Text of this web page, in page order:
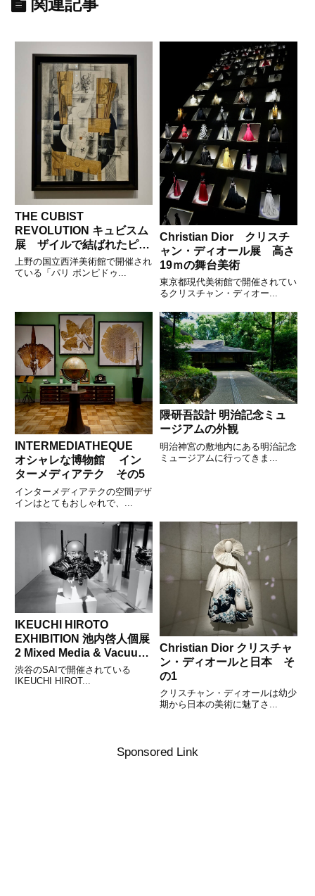
THE CUBIST
REVOLUTION キュビスム
展 ザイルで結ばれたピカ
ソとブラック
上野の国立西洋美術館で開催され
ている「パリ ポンピドゥ...
Christian Dior クリスチ
ャン・ディオール展 高さ
19ｍの舞台美術
東京都現代美術館で開催されてい
るクリスチャン・ディオー...
INTERMEDIATHEQUE
オシャレな博物館 イン
ターメディアテク その5
インターメディアテクの空間デザ
インはとてもおしゃれで、...
隈研吾設計 明治記念ミュ
ージアムの外観
明治神宮の敷地内にある明治記念
ミュージアムに行ってきま...
IKEUCHI HIROTO
EXHIBITION 池内啓人個展
2 Mixed Media & Vacuum
Cleaner
渋谷のSAIで開催されている
IKEUCHI HIROT...
Christian Dior クリスチャ
ン・ディオールと日本 そ
の1
クリスチャン・ディオールは幼少
期から日本の美術に魅了さ...
Sponsored Link